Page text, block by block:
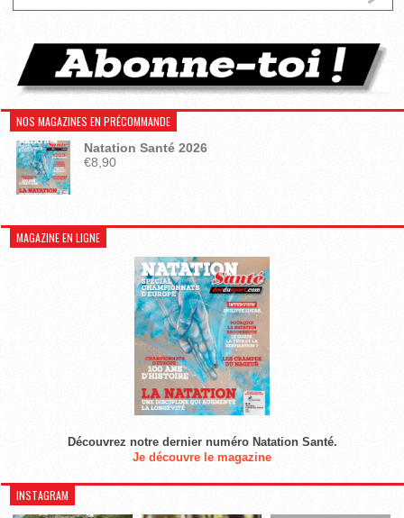
NOS MAGAZINES EN PRÉCOMMANDE
Natation Santé 2026
€8,90
MAGAZINE EN LIGNE
Découvrez notre dernier numéro Natation Santé.
Je découvre le magazine
INSTAGRAM